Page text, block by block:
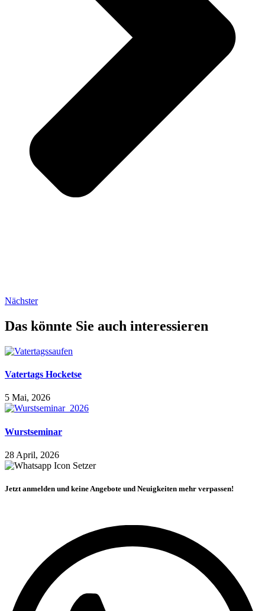
Nächster
Das könnte Sie auch interessieren
Vatertags Hocketse
5 Mai, 2026
Wurstseminar
28 April, 2026
Jetzt anmelden und keine Angebote und Neuigkeiten mehr verpassen!